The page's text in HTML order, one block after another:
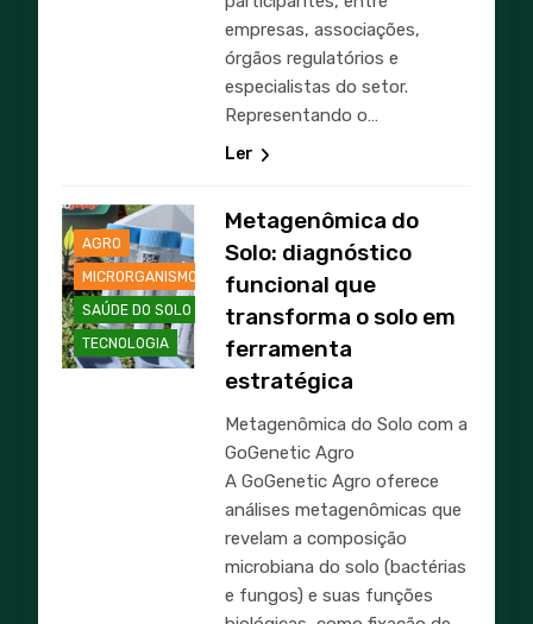
empresas, associações,
órgãos regulatórios e
especialistas do setor.
Representando o…
Ler
AGRO
MICRORGANISMOS
SAÚDE DO SOLO
TECNOLOGIA
Metagenômica do
Solo: diagnóstico
funcional que
transforma o solo em
ferramenta
estratégica
Metagenômica do Solo com a
GoGenetic Agro
A GoGenetic Agro oferece
análises metagenômicas que
revelam a composição
microbiana do solo (bactérias
e fungos) e suas funções